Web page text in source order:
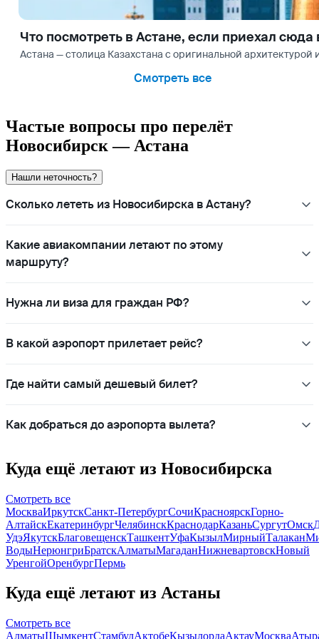
Что посмотреть в Астане, если приехал
Астана — столица Казахстана с оригинальной
Смотреть все
Частые вопросы про перелёт
Новосибирск — Астана
Нашли неточность?
Сколько лететь из Новосибирска в Астану?
Какие авиакомпании летают по этому
маршруту?
Нужна ли виза для граждан РФ?
В какой аэропорт прилетает рейс?
Где найти самый дешевый билет?
Как добраться до аэропорта вылета?
Куда ещё летают из Новосибирска
Смотреть все
МоскваИркутскСанкт-ПетербургСочиКрасноярскГорно-
АлтайскЕкатеринбургЧелябинскКраснодарКазаньСургутОмск
УдэЯкутскБлаговещенскТашкентУфаКызылМирныйТалакан
ВодыНерюнгриБратскАлматыМагаданНижневартовскНовый
УренгойОренбургПермь
Куда ещё летают из Астаны
Смотреть все
АлматыШымкентСтамбулАктобеКызылордаАктауМосква